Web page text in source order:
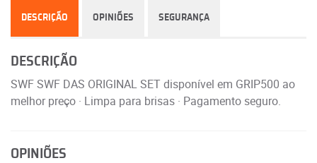
DESCRIÇÃO OPINIÕES SEGURANÇA
DESCRIÇÃO
SWF SWF DAS ORIGINAL SET disponível em GRIP500 ao
melhor preço · Limpa para brisas · Pagamento seguro.
OPINIÕES